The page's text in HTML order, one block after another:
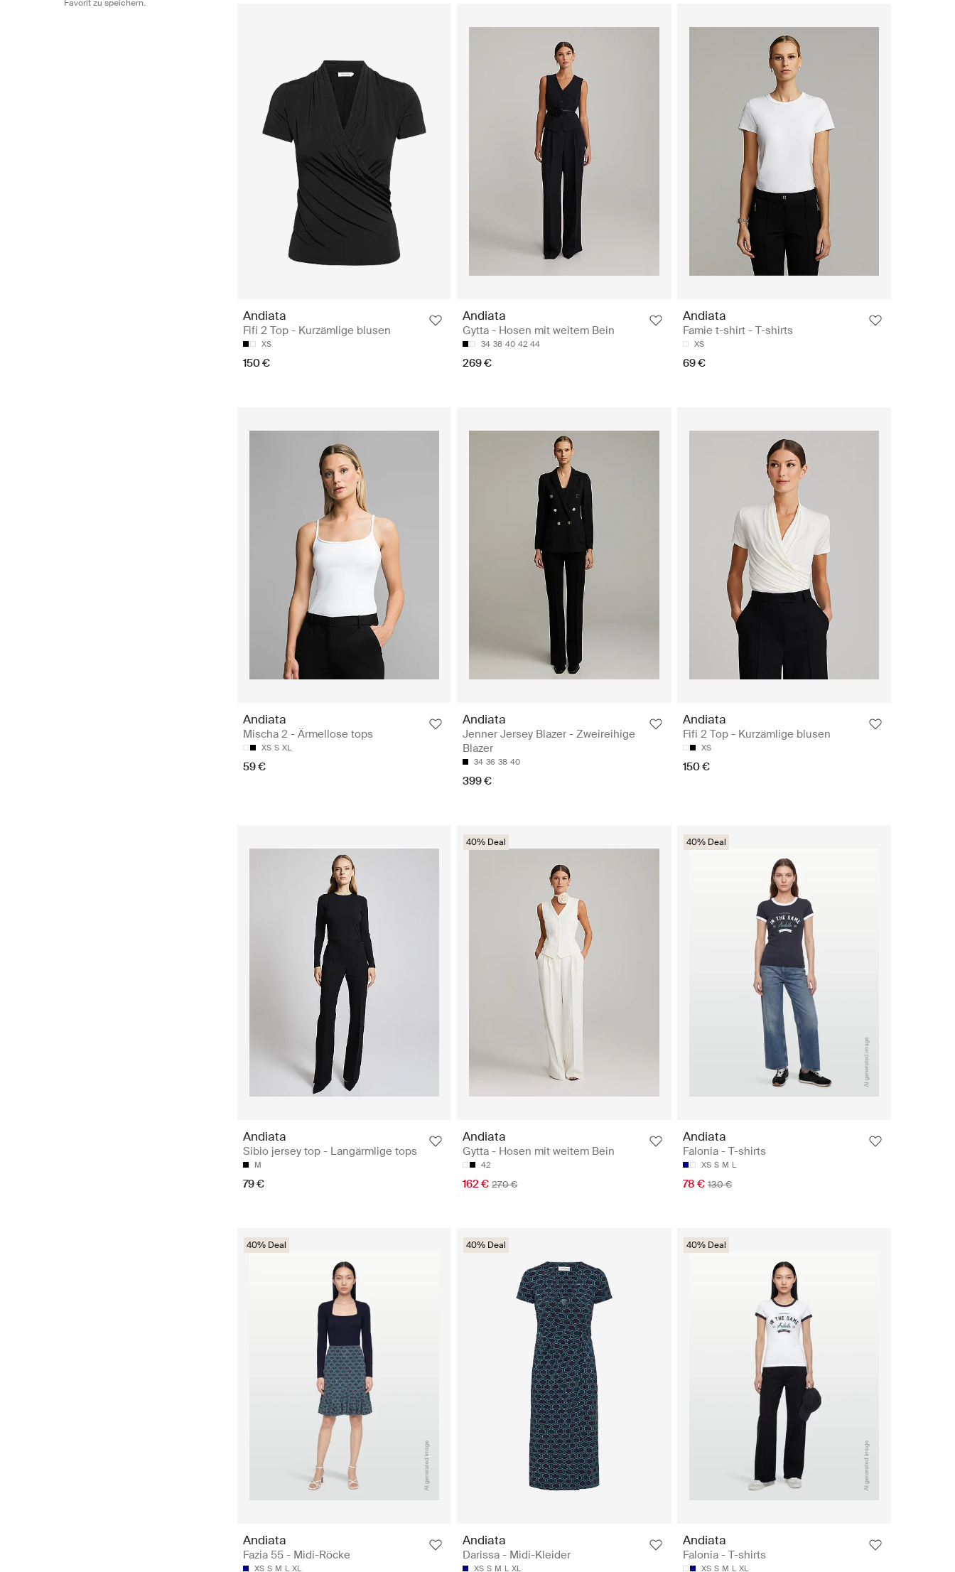
Favorit zu speichern.
Andiata
Fifi 2 Top - Kurzämlige blusen
XS
150 €
Andiata
Gytta - Hosen mit weitem Bein
34 38 40 42 44
269 €
Andiata
Famie t-shirt - T-shirts
XS
69 €
Andiata
Mischa 2 - Ärmellose tops
XS S XL
59 €
Andiata
Jenner Jersey Blazer - Zweireihige
Blazer
34 36 38 40
399 €
Andiata
Fifi 2 Top - Kurzämlige blusen
XS
150 €
Andiata
Sibio jersey top - Langärmlige tops
M
79 €
40% Deal
Andiata
Gytta - Hosen mit weitem Bein
42
162 € 270 €
40% Deal
Andiata
Falonia - T-shirts
XS S M L
78 € 130 €
40% Deal
Andiata
Fazia 55 - Midi-Röcke
XS S M L XL
40% Deal
Andiata
Darissa - Midi-Kleider
XS S M L XL
40% Deal
Andiata
Falonia - T-shirts
XS S M L XL